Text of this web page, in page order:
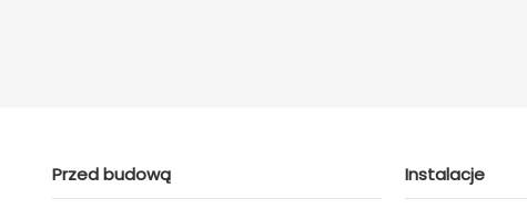
Przed budową Instalacje